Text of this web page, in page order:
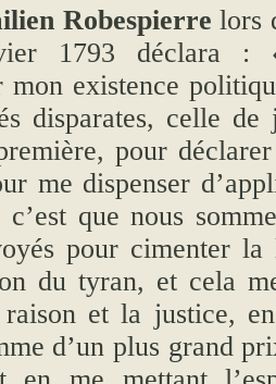
Robespierre lors
1793 déclara :
mon existence
disparates, celle de
pour
me dispenser
que nous
pour cimenter
du tyran, et cela
et la justice,
d’un plus grand